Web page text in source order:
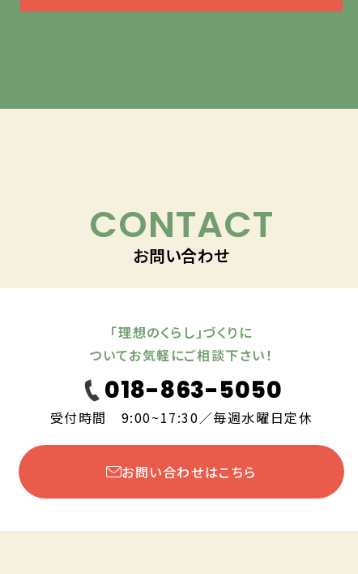
CONTACT
お問い合わせ
「理想のくらし」づくりに
ついてお気軽にご相談下さい！
018-863-5050
受付時間 9:00~17:30／毎週水曜日定休
お問い合わせはこちら